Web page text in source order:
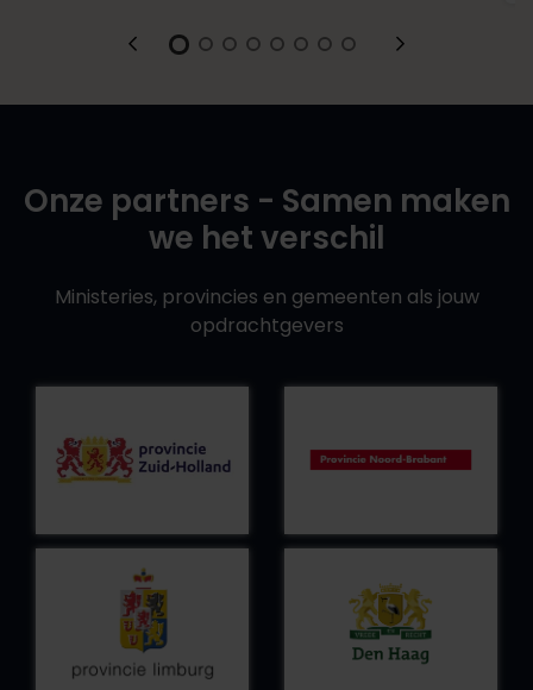
Onze partners - Samen maken
we het verschil
Ministeries, provincies en gemeenten als jouw
opdrachtgevers